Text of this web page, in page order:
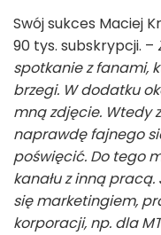
Swój sukces Maciej
90 tys. subskrypcji. –
spotkanie z fanami,
brzegi. W dodatku
mną zdjęcie. Wtedy
naprawdę fajnego
poświęcić. Do tego
kanału z inną
się marketingiem,
korporacji, np. dla